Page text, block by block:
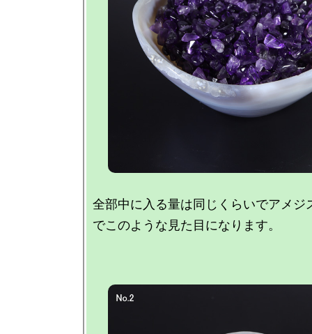
全部中に入る量は同じくらいでアメジ
でこのような見た目になります。